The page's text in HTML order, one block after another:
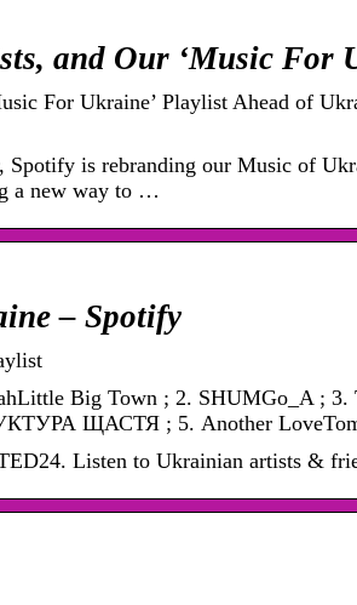
and Our ‘Music For
For Ukraine’ Playlist Ahead of
is rebranding our Music of
a new way to …
– Spotify
Big Town ; 2. SHUMGo_A ; 3.
ЩАСТЯ ; 5. Another
. Listen to Ukrainian artists &